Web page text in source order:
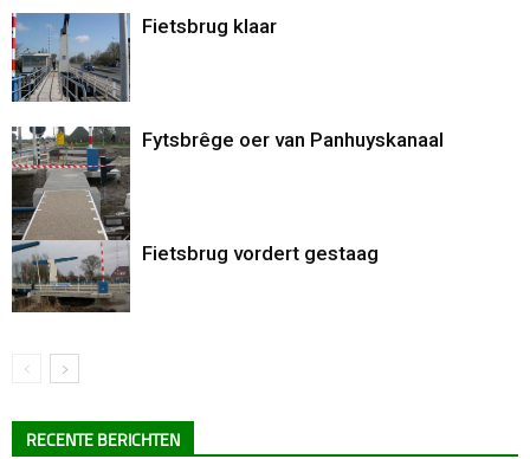
Fietsbrug klaar
Fytsbrêge oer van Panhuyskanaal
Fietsbrug vordert gestaag
RECENTE BERICHTEN